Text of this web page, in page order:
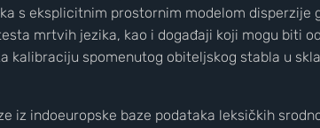
s eksplicitnim prostornim modelom disperzije
mrtvih jezika, kao i događaji koji mogu biti
kalibraciju spomenutog obiteljskog stabla u
iz indoeuropske baze podataka leksičkih
Nove slike